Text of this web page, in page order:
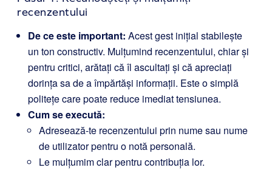
recenzentului
De ce este important: Acest gest inițial stabilește
un ton constructiv. Mulțumind recenzentului, chiar și
pentru critici, arătați că îl ascultați și că apreciați
dorința sa de a împărtăși informații. Este o simplă
politețe care poate reduce imediat tensiunea.
Cum se execută:
Adresează-te recenzentului prin nume sau nume
de utilizator pentru o notă personală.
Le mulțumim clar pentru contribuția lor.